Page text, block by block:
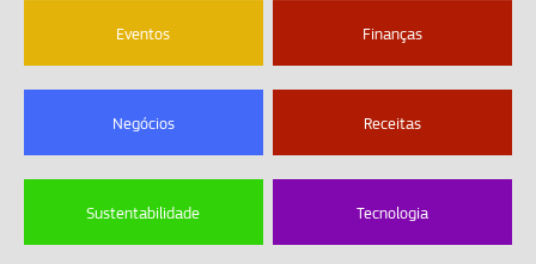
Eventos Finanças
Negócios Receitas
Sustentabilidade Tecnologia